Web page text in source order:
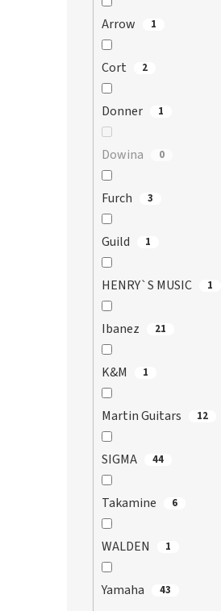
Arrow 1
Cort 2
Donner 1
Dowina 0
Furch 3
Guild 1
HENRY`S MUSIC 1
Ibanez 21
K&M 1
Martin Guitars 12
SIGMA 44
Takamine 6
WALDEN 1
Yamaha 43